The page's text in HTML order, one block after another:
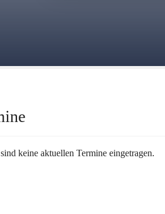
keine aktuellen Termine eingetragen.